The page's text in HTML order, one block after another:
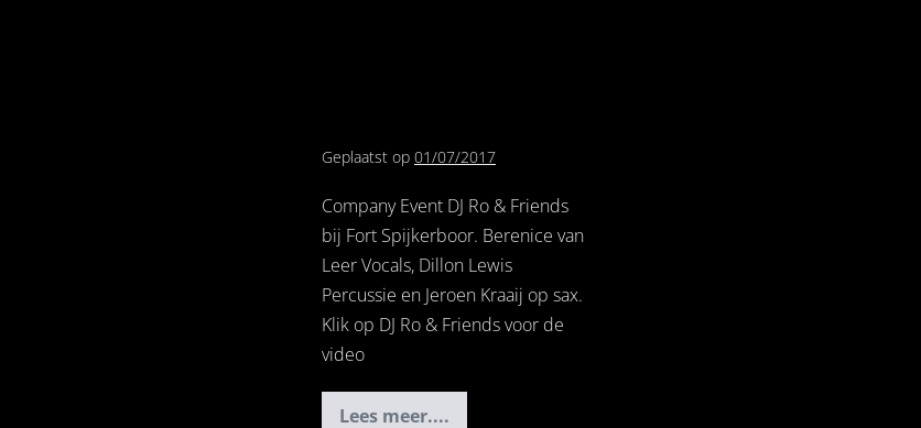
Geplaatst op 01/07/2017
Company Event DJ Ro & Friends
bij Fort Spijkerboor. Berenice van
Leer Vocals, Dillon Lewis
Percussie en Jeroen Kraaij op sax.
Klik op DJ Ro & Friends voor de
video
Lees meer....
DJ